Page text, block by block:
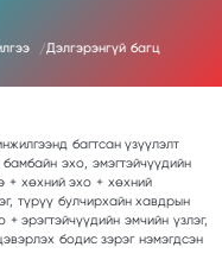
Дэлгэрэнгүй багц
багтсан үзүүлэлт
эхо, эмэгтэйчүүдийн
+ хөхний эхо + хөхний
түрүү булчирхайн хавдрын
эрэгтэйчүүдийн эмчийн үзлэг,
бодис зэрэг нэмэгдсэн